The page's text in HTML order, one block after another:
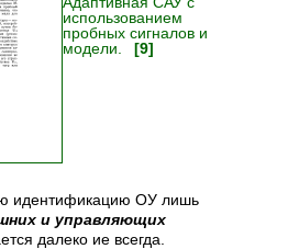
использованием
пробных сигналов и
модели.
[9]
идентификацию ОУ лишь
и управляющих
далеко ие всегда.